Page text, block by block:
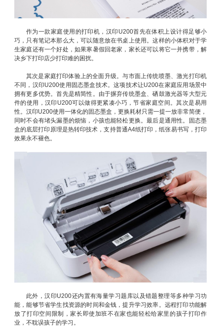
作为一款家庭使用的打印机，汉印U200首先在体积上设计得足够小
巧，只有笔记本那么大，可以随意放在书桌上使用。这样的小体积对于学
生家庭还有一个好处，如果寒暑假回老家，家长还可以将它一并携带，解
决乡下打印店少打印难的困扰。
其次是家庭打印体验上的全面升级。与市面上传统喷墨、激光打印机
不同，汉印U200使用固态墨盒技术。这项技术让U200在家庭应用场景中
拥有更多优势。首先是精简性。由于摒弃传统墨盒、硒鼓激光器等大型元
件的使用，汉印U200可以做得更紧凑小巧，节省家庭空间。其次是易用
性。汉印U200使用一体化的固态墨盒，更换耗材只需一提一放非常简便，
同时不会有堵头漏墨的烦恼，小孩也能轻松更换。最后是通用性。固态墨
盒的底层打印原理是热转印技术，支持普通A4纸打印，纸张易书写，打印
效果永不褪色。
此外，汉印U200还内置有海量学习题库以及错题整理等多种学习功
能，能够节省学生找资源的时间和金钱，提升学习效率。远程打印功能解
放了打印空间限制，家长即使加班不在家也能轻松给家里的孩子打印作
业，不耽误孩子的学习。